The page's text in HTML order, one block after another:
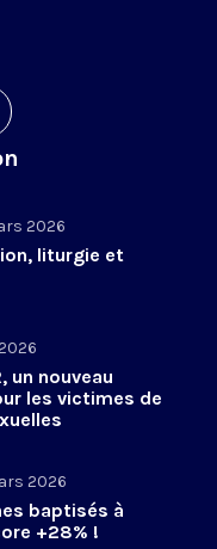
2026
liturgie et
un nouveau
les victimes de
2026
baptisés à
+28% !